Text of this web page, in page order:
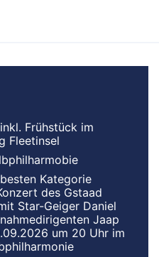
Frühstück im
Fleetinsel
Kategorie
des Gstaad
Star-Geiger Daniel
Jaap
um 20 Uhr im